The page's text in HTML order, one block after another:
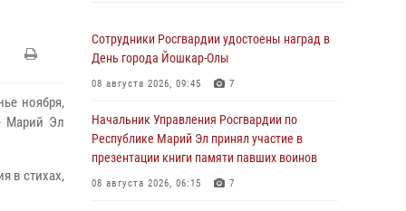
ноября,
Марий Эл
в стихах,
Сотрудники Росгвардии удостоены наград в
День города Йошкар-Олы
08 августа 2026, 09:45 7
Начальник Управления Росгвардии по
Республике Марий Эл принял участие в
презентации книги памяти павших воинов
08 августа 2026, 06:15 7